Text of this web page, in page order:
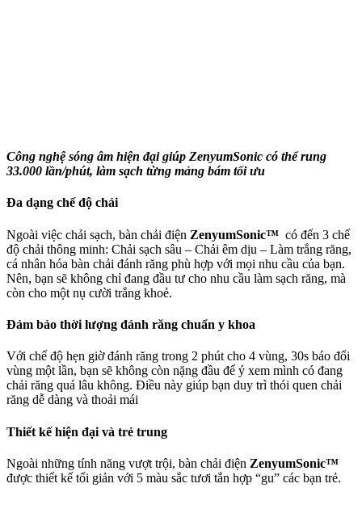
Công nghệ sóng âm hiện đại giúp ZenyumSonic có thể rung
33.000 lần/phút, làm sạch từng mảng bám tối ưu
Đa dạng chế độ chải
Ngoài việc chải sạch, bàn chải điện ZenyumSonic™ có đến 3 chế
độ chải thông minh: Chải sạch sâu – Chải êm dịu – Làm trắng răng,
cá nhân hóa bàn chải đánh răng phù hợp với mọi nhu cầu của bạn.
Nên, bạn sẽ không chỉ đang đầu tư cho nhu cầu làm sạch răng, mà
còn cho một nụ cười trắng khoẻ.
Đảm bảo thời lượng đánh răng chuẩn y khoa
Với chế độ hẹn giờ đánh răng trong 2 phút cho 4 vùng, 30s báo đổi
vùng một lần, bạn sẽ không còn nặng đầu để ý xem mình có đang
chải răng quá lâu không. Điều này giúp bạn duy trì thói quen chải
răng dễ dàng và thoải mái
Thiết kế hiện đại và trẻ trung
Ngoài những tính năng vượt trội, bàn chải điện ZenyumSonic™
được thiết kế tối giản với 5 màu sắc tươi tắn hợp “gu” các bạn trẻ.